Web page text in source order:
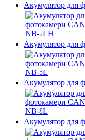
Акумулятор для
Акумулятор для
Акумулятор для
Акумулятор для